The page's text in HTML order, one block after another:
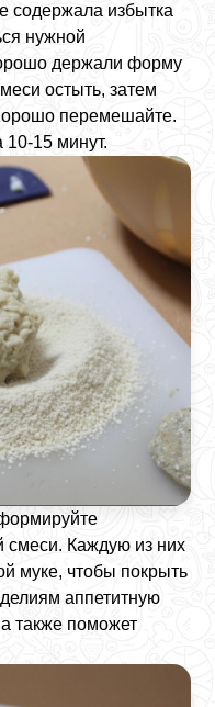
содержала избытка
нужной
держали форму
остыть, затем
перемешайте.
10-15 минут.
смеси. Каждую из них
муке, чтобы покрыть
аппетитную
также поможет